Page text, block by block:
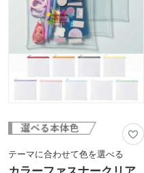
テーマに合わせて色を選べる